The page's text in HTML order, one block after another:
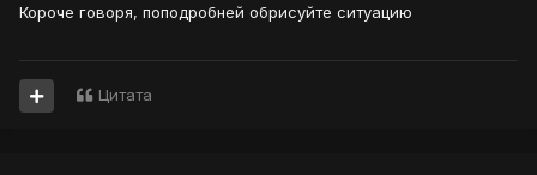
Короче говоря, поподробней обрисуйте ситуацию
Цитата